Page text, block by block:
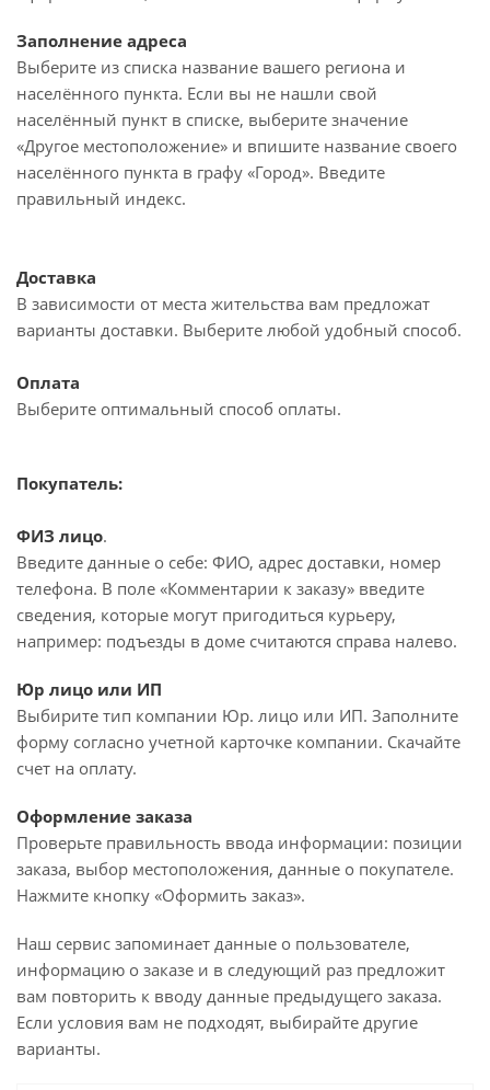
Заполнение адреса
Выберите из списка название вашего региона и
населённого пункта. Если вы не нашли свой
населённый пункт в списке, выберите значение
«Другое местоположение» и впишите название своего
населённого пункта в графу «Город». Введите
правильный индекс.
Доставка
В зависимости от места жительства вам предложат
варианты доставки. Выберите любой удобный способ.
Оплата
Выберите оптимальный способ оплаты.
Покупатель:
ФИЗ лицо.
Введите данные о себе: ФИО, адрес доставки, номер
телефона. В поле «Комментарии к заказу» введите
сведения, которые могут пригодиться курьеру,
например: подъезды в доме считаются справа налево.
Юр лицо или ИП
Выбирите тип компании Юр. лицо или ИП. Заполните
форму согласно учетной карточке компании. Скачайте
счет на оплату.
Оформление заказа
Проверьте правильность ввода информации: позиции
заказа, выбор местоположения, данные о покупателе.
Нажмите кнопку «Оформить заказ».
Наш сервис запоминает данные о пользователе,
информацию о заказе и в следующий раз предложит
вам повторить к вводу данные предыдущего заказа.
Если условия вам не подходят, выбирайте другие
варианты.